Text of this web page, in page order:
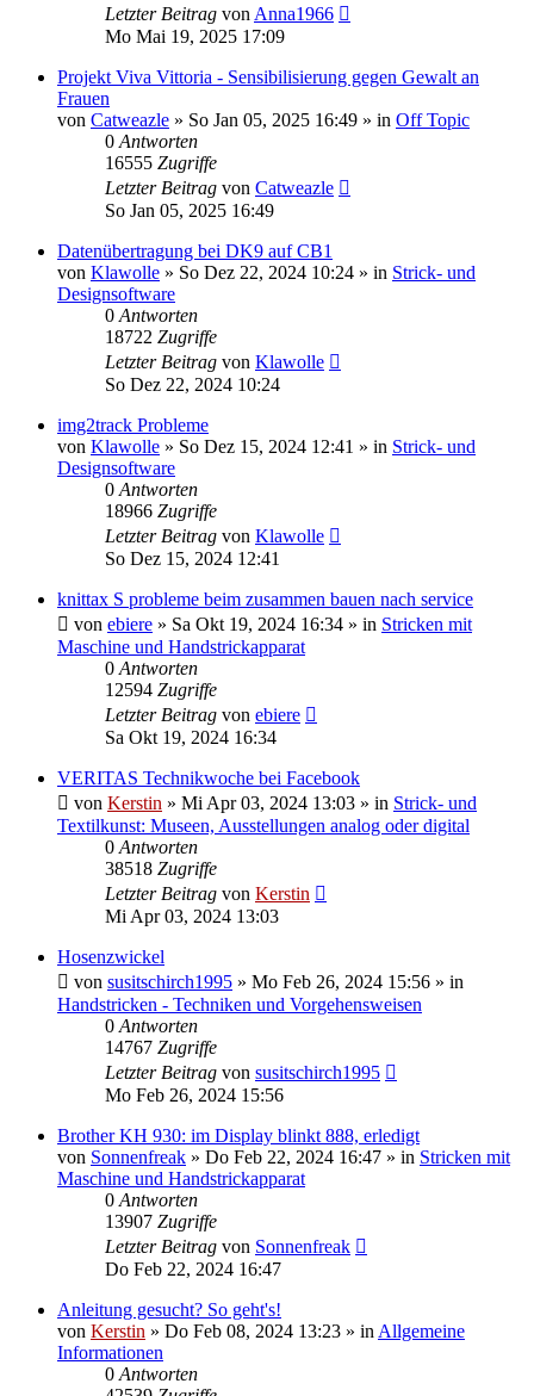
Letzter Beitrag von Anna1966
Mo Mai 19, 2025 17:09
Projekt Viva Vittoria - Sensibilisierung gegen Gewalt an
Frauen
von Catweazle » So Jan 05, 2025 16:49 » in Off Topic
0 Antworten
16555 Zugriffe
Letzter Beitrag von Catweazle
So Jan 05, 2025 16:49
Datenübertragung bei DK9 auf CB1
von Klawolle » So Dez 22, 2024 10:24 » in Strick- und
Designsoftware
0 Antworten
18722 Zugriffe
Letzter Beitrag von Klawolle
So Dez 22, 2024 10:24
img2track Probleme
von Klawolle » So Dez 15, 2024 12:41 » in Strick- und
Designsoftware
0 Antworten
18966 Zugriffe
Letzter Beitrag von Klawolle
So Dez 15, 2024 12:41
knittax S probleme beim zusammen bauen nach service
von ebiere » Sa Okt 19, 2024 16:34 » in Stricken mit
Maschine und Handstrickapparat
0 Antworten
12594 Zugriffe
Letzter Beitrag von ebiere
Sa Okt 19, 2024 16:34
VERITAS Technikwoche bei Facebook
von Kerstin » Mi Apr 03, 2024 13:03 » in Strick- und
Textilkunst: Museen, Ausstellungen analog oder digital
0 Antworten
38518 Zugriffe
Letzter Beitrag von Kerstin
Mi Apr 03, 2024 13:03
Hosenzwickel
von susitschirch1995 » Mo Feb 26, 2024 15:56 » in
Handstricken - Techniken und Vorgehensweisen
0 Antworten
14767 Zugriffe
Letzter Beitrag von susitschirch1995
Mo Feb 26, 2024 15:56
Brother KH 930: im Display blinkt 888, erledigt
von Sonnenfreak » Do Feb 22, 2024 16:47 » in Stricken mit
Maschine und Handstrickapparat
0 Antworten
13907 Zugriffe
Letzter Beitrag von Sonnenfreak
Do Feb 22, 2024 16:47
Anleitung gesucht? So geht's!
von Kerstin » Do Feb 08, 2024 13:23 » in Allgemeine
Informationen
0 Antworten